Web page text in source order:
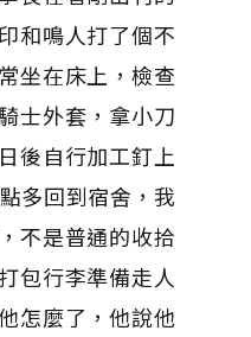
和鳴人打了個不
坐在床上，檢查
士外套，拿小刀
後自行加工釘上
多回到宿舍，我
不是普通的收拾
包行李準備走人
怎麼了，他說他